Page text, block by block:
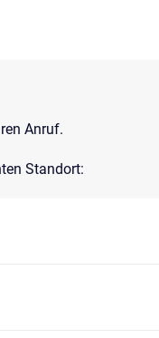
Anruf.
Standort: